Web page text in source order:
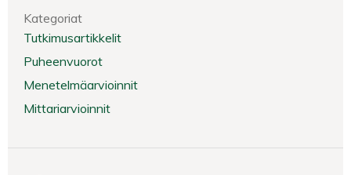
Kategoriat
Tutkimusartikkelit
Puheenvuorot
Menetelmäarvioinnit
Mittariarvioinnit